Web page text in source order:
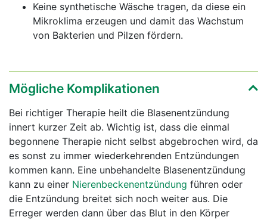
Keine synthetische Wäsche tragen, da diese ein
Mikroklima erzeugen und damit das Wachstum
von Bakterien und Pilzen fördern.
Mögliche Komplikationen
Bei richtiger Therapie heilt die Blasenentzündung
innert kurzer Zeit ab. Wichtig ist, dass die einmal
begonnene Therapie nicht selbst abgebrochen wird, da
es sonst zu immer wiederkehrenden Entzündungen
kommen kann. Eine unbehandelte Blasenentzündung
kann zu einer Nierenbeckenentzündung führen oder
die Entzündung breitet sich noch weiter aus. Die
Erreger werden dann über das Blut in den Körper